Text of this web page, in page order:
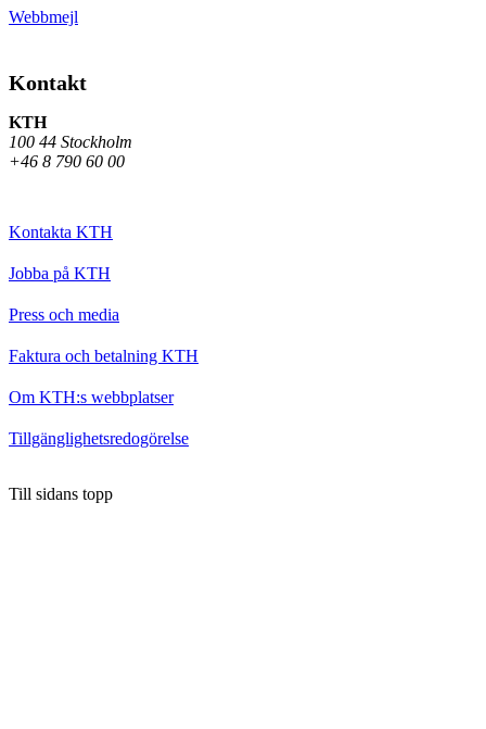
Webbmejl
Kontakt
KTH
100 44 Stockholm
+46 8 790 60 00
Kontakta KTH
Jobba på KTH
Press och media
Faktura och betalning KTH
Om KTH:s webbplatser
Tillgänglighetsredogörelse
Till sidans topp